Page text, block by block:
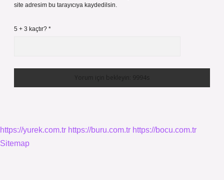
site adresim bu tarayıcıya kaydedilsin.
5 + 3 kaçtır? *
https://yurek.com.tr https://buru.com.tr https://bocu.com.tr
Sitemap